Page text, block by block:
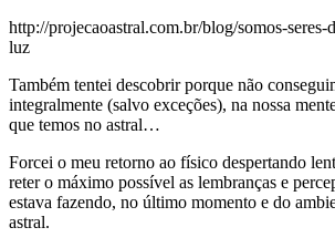
http://projecaoastral.com.br/blog/somos-
luz
Também tentei descobrir porque não
integralmente (salvo exceções), na nossa
que temos no astral…
Forcei o meu retorno ao físico despertando
reter o máximo possível as lembranças e
estava fazendo, no último momento e do
astral.